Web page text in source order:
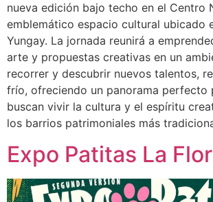
nueva edición bajo techo en el Centro
emblemático espacio cultural ubicado
Yungay. La jornada reunirá a
arte y propuestas creativas en un
recorrer y descubrir nuevos talentos,
frío, ofreciendo un panorama perfecto
buscan vivir la cultura y el espíritu
los barrios patrimoniales más
Expo Patitas La